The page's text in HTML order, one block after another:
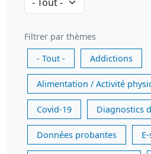
Filtrer par thèmes
- Tout -
Addictions
Alimentation / Activité
Covid-19 Diagnostics
Données probantes